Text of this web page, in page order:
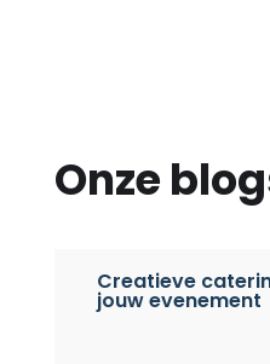
Onze
Creatieve
jouw evenement